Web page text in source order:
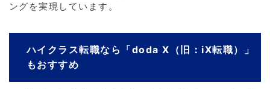
ングを実現しています。
ハイクラス転職なら「doda X（旧：iX転職）」
もおすすめ